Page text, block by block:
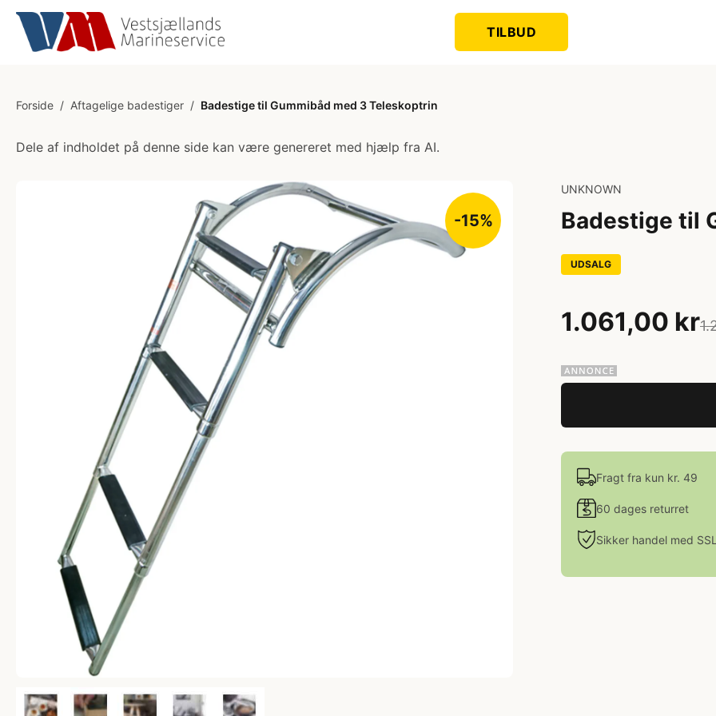
TILBUD
Forside / Aftagelige badestiger / Badestige til Gummibåd med 3 Teleskoptrin
Dele af indholdet på denne side kan være genereret med hjælp fra AI.
-15%
UNKNOWN
Badestige til
UDSALG
1.061,00 kr
Fragt fra kun kr. 49
60 dages returret
Sikker handel med SSL